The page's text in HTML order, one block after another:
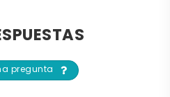
pregunta